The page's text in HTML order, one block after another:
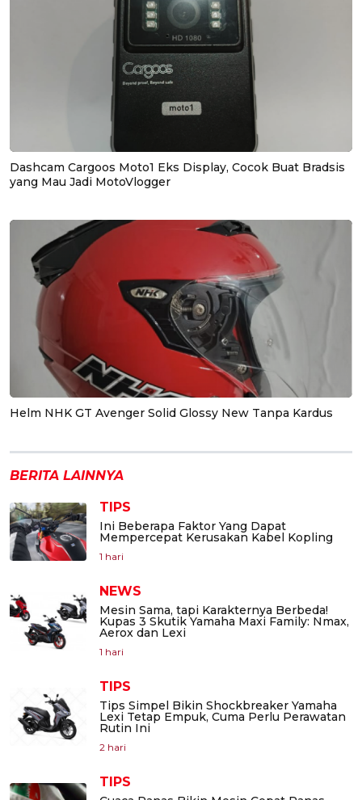
Dashcam Cargoos Moto1 Eks Display, Cocok Buat Bradsis
yang Mau Jadi MotoVlogger
Helm NHK GT Avenger Solid Glossy New Tanpa Kardus
BERITA LAINNYA
TIPS
Ini Beberapa Faktor Yang Dapat
Mempercepat Kerusakan Kabel Kopling
1 hari
NEWS
Mesin Sama, tapi Karakternya Berbeda!
Kupas 3 Skutik Yamaha Maxi Family: Nmax,
Aerox dan Lexi
1 hari
TIPS
Tips Simpel Bikin Shockbreaker Yamaha
Lexi Tetap Empuk, Cuma Perlu Perawatan
Rutin Ini
2 hari
TIPS